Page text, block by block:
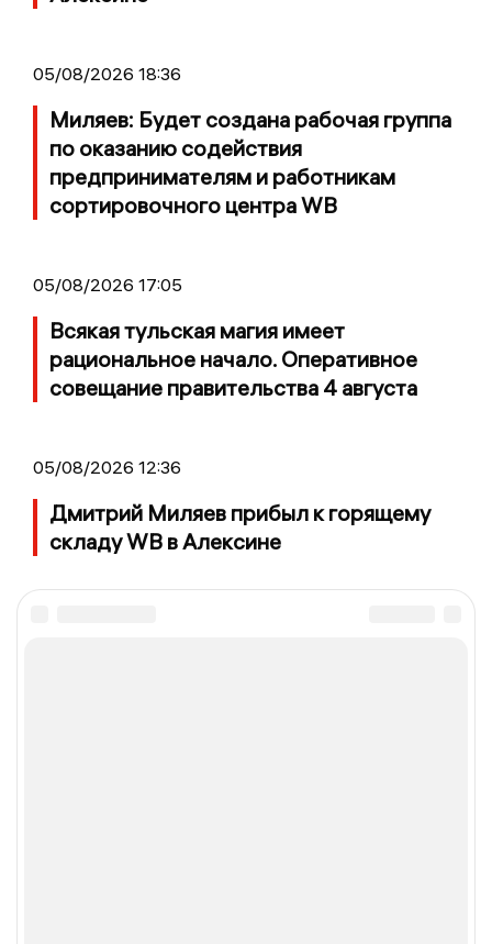
05/08/2026 18:36
Миляев: Будет создана рабочая группа
по оказанию содействия
предпринимателям и работникам
сортировочного центра WB
05/08/2026 17:05
Всякая тульская магия имеет
рациональное начало. Оперативное
совещание правительства 4 августа
05/08/2026 12:36
Дмитрий Миляев прибыл к горящему
складу WB в Алексине